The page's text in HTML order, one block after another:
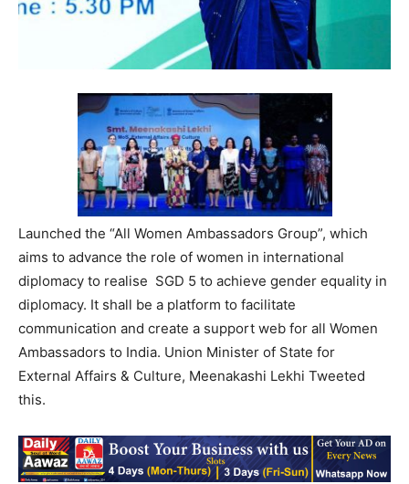
Launched the “All Women Ambassadors Group”, which
aims to advance the role of women in international
diplomacy to realise SGD 5 to achieve gender equality in
diplomacy. It shall be a platform to facilitate
communication and create a support web for all Women
Ambassadors to India. Union Minister of State for
External Affairs & Culture, Meenakashi Lekhi Tweeted
this.